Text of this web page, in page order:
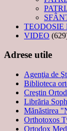
TEODOSIE
VIDEO
Adrese utile
Agenţia de
Biblioteca
Creştin
Librăria
Mănăstirea
Orthotoxos
Ortodox